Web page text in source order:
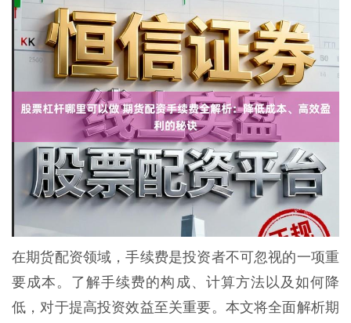
在期货配资领域，手续费是投资者不可忽视的一项重
要成本。了解手续费的构成、计算方法以及如何降
低，对于提高投资效益至关重要。本文将全面解析期